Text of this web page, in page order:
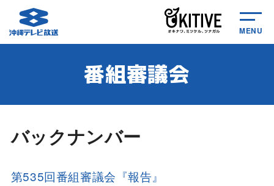
MENU
番組審議会
バックナンバー
第535回番組審議会『報告』